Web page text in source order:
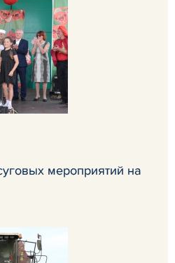
мероприятий на